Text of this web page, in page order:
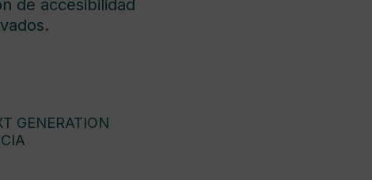
de accesibilidad
GENERATION